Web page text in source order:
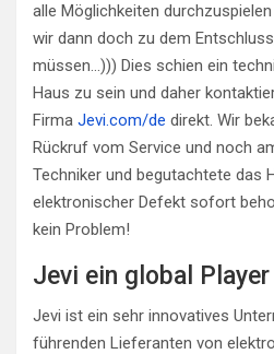
alle Möglichkeiten
wir dann doch zu dem
müssen…))) Dies schien ein
Haus zu sein und daher
Firma Jevi.com/de direkt. Wir
Rückruf vom Service und noch
Techniker und begutachtete das
elektronischer Defekt sofort
kein Problem!
Jevi ein global Player
Jevi ist ein sehr innovatives
führenden Lieferanten von